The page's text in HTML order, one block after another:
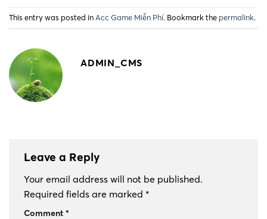
This entry was posted inAcc Game Miễn Phí. Bookmark the permalink.
ADMIN_CMS
Leave a Reply
Your email address will not be published.
Required fields are marked *
Comment *